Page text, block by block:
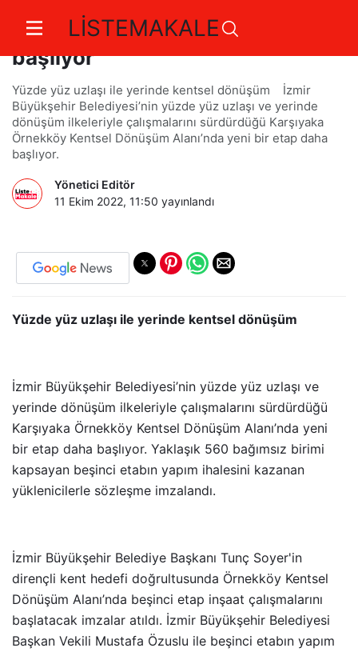
LİSTEMAKALE
Örnekköy’de beşinci etap
başlıyor
Yüzde yüz uzlaşı ile yerinde kentsel dönüşüm İzmir
Büyükşehir Belediyesi’nin yüzde yüz uzlaşı ve yerinde
dönüşüm ilkeleriyle çalışmalarını sürdürdüğü Karşıyaka
Örnekköy Kentsel Dönüşüm Alanı’nda yeni bir etap daha
başlıyor.
Yönetici Editör
11 Ekim 2022, 11:50 yayınlandı
Yüzde yüz uzlaşı ile yerinde kentsel dönüşüm
İzmir Büyükşehir Belediyesi’nin yüzde yüz uzlaşı ve
yerinde dönüşüm ilkeleriyle çalışmalarını sürdürdüğü
Karşıyaka Örnekköy Kentsel Dönüşüm Alanı’nda yeni
bir etap daha başlıyor. Yaklaşık 560 bağımsız birimi
kapsayan beşinci etabın yapım ihalesini kazanan
yüklenicilerle sözleşme imzalandı.
İzmir Büyükşehir Belediye Başkanı Tunç Soyer'in
dirençli kent hedefi doğrultusunda Örnekköy Kentsel
Dönüşüm Alanı’nda beşinci etap inşaat çalışmalarını
başlatacak imzalar atıldı. İzmir Büyükşehir Belediyesi
Başkan Vekili Mustafa Özuslu ile beşinci etabın yapım